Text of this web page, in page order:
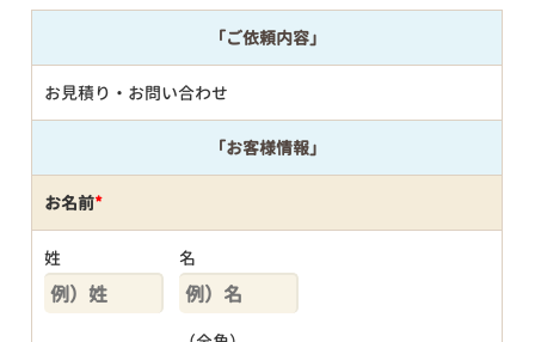
「ご依頼内容」
お見積り・お問い合わせ
「お客様情報」
お名前*
姓 名